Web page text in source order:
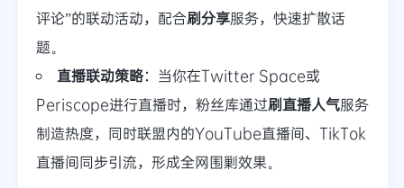
评论”的联动活动，配合刷分享服务，快速扩散话
题。
直播联动策略：当你在Twitter Space或
Periscope进行直播时，粉丝库通过刷直播人气服务
制造热度，同时联盟内的YouTube直播间、TikTok
直播间同步引流，形成全网围剿效果。